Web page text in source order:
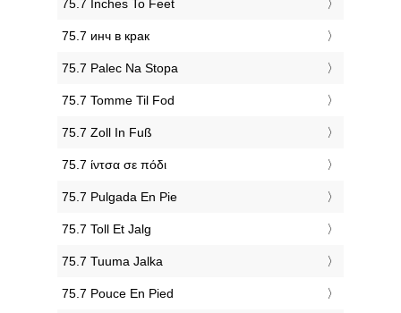
‎75.7 Inches To Feet
‎75.7 инч в крак
‎75.7 Palec Na Stopa
‎75.7 Tomme Til Fod
‎75.7 Zoll In Fuß
‎75.7 ίντσα σε πόδι
‎75.7 Pulgada En Pie
‎75.7 Toll Et Jalg
‎75.7 Tuuma Jalka
‎75.7 Pouce En Pied